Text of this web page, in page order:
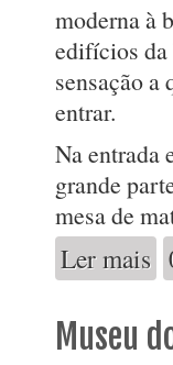
moderna à
edifícios da
sensação a
entrar.
Na entrada
grande
mesa de
Ler mais
Museu